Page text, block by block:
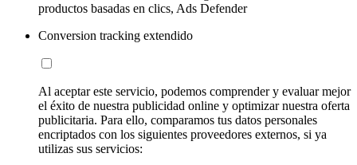
productos basadas en clics, Ads Defender
Conversion tracking extendido
Al aceptar este servicio, podemos comprender y evaluar mejor
el éxito de nuestra publicidad online y optimizar nuestra oferta
publicitaria. Para ello, comparamos tus datos personales
encriptados con los siguientes proveedores externos, si ya
utilizas sus servicios: